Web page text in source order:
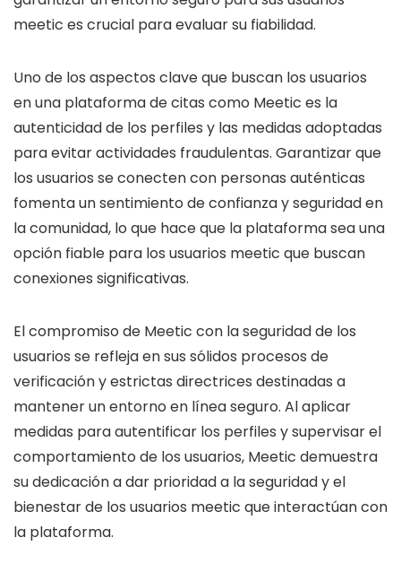
meetic es crucial para evaluar su fiabilidad.
Uno de los aspectos clave que buscan los usuarios
en una plataforma de citas como Meetic es la
autenticidad de los perfiles y las medidas adoptadas
para evitar actividades fraudulentas. Garantizar que
los usuarios se conecten con personas auténticas
fomenta un sentimiento de confianza y seguridad en
la comunidad, lo que hace que la plataforma sea una
opción fiable para los usuarios meetic que buscan
conexiones significativas.
El compromiso de Meetic con la seguridad de los
usuarios se refleja en sus sólidos procesos de
verificación y estrictas directrices destinadas a
mantener un entorno en línea seguro. Al aplicar
medidas para autentificar los perfiles y supervisar el
comportamiento de los usuarios, Meetic demuestra
su dedicación a dar prioridad a la seguridad y el
bienestar de los usuarios meetic que interactúan con
la plataforma.